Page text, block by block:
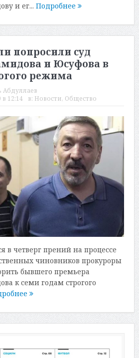
и ег... Подробнее
попросили суд
и Юсуфова в
режима
12:14 в: Новости, Общество
в четверг прений на процессе
чиновников прокуроры
бывшего премьера
к семи годам строгого